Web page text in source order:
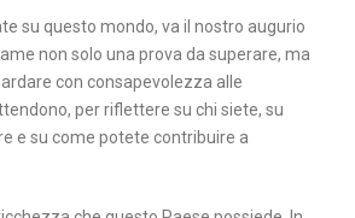
su questo mondo, va il nostro augurio
non solo una prova da superare, ma
con consapevolezza alle
per riflettere su chi siete, su
e su come potete contribuire a